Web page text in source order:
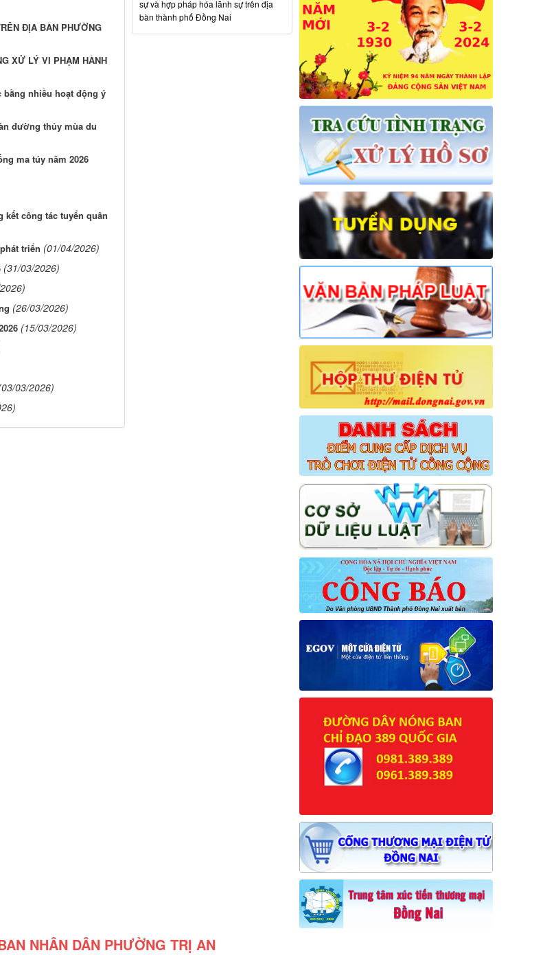
ĐỊA BÀN PHƯỜNG
XỬ LÝ VI PHẠM HÀNH
bằng nhiều hoạt động ý
đường thủy mùa du
ma túy năm 2026
kết công tác tuyển quân
triển (01/04/2026)
(31/03/2026)
(26/03/2026)
(15/03/2026)
03/2026)
sự và hợp pháp hóa lãnh sự trên địa
bàn thành phố Đồng Nai
NHÂN DÂN PHƯỜNG TRỊ AN